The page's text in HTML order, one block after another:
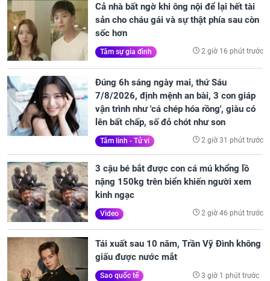
Cả nhà bất ngờ khi ông nội để lại hết tài
sản cho cháu gái và sự thật phía sau còn
sốc hơn
Tâm sự gia đình 2 giờ 16 phút trước
Đúng 6h sáng ngày mai, thứ Sáu
7/8/2026, định mệnh an bài, 3 con giáp
vận trình như 'cá chép hóa rồng', giàu có
lên bất chấp, số đỏ chót như son
Tâm linh - Tử vi 2 giờ 31 phút trước
3 cậu bé bắt được con cá mú khổng lồ
nặng 150kg trên biển khiến người xem
kinh ngạc
Video 2 giờ 46 phút trước
Tái xuất sau 10 năm, Trần Vỹ Đình không
giấu được nước mắt
Sao quốc tế 3 giờ 1 phút trước